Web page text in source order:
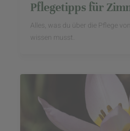
Pflegetipps für
Alles, was du über die Pflege
wissen musst.